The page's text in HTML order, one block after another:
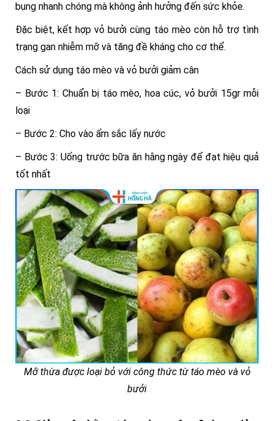
bụng nhanh chóng mà không ảnh hưởng đến sức khỏe.
Đặc biệt, kết hợp vỏ bưởi cùng táo mèo còn hỗ trợ tình
trạng gan nhiễm mỡ và tăng đề kháng cho cơ thể.
Cách sử dụng táo mèo và vỏ bưởi giảm cân
– Bước 1: Chuẩn bị táo mèo, hoa cúc, vỏ bưởi 15gr mỗi
loại
– Bước 2: Cho vào ấm sắc lấy nước
– Bước 3: Uống trước bữa ăn hằng ngày để đạt hiệu quả
tốt nhất
Mỡ thừa được loại bỏ với công thức từ táo mèo và vỏ
bưởi